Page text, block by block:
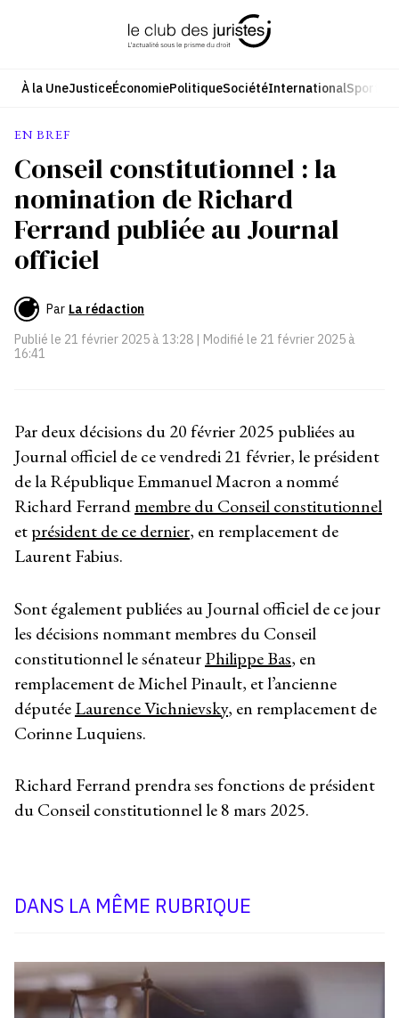
À la UneJusticeÉconomiePolitiqueSociétéInternationalSport
EN BREF
Conseil constitutionnel : la
nomination de Richard
Ferrand publiée au Journal
officiel
Par La rédaction
Publié le 21 février 2025 à 13:28 | Modifié le 21 février 2025 à
16:41
Par deux décisions du 20 février 2025 publiées au
Journal officiel de ce vendredi 21 février, le président
de la République Emmanuel Macron a nommé
Richard Ferrandmembre du Conseil constitutionnel
etprésident de ce dernier, en remplacement de
Laurent Fabius.
Sont également publiées au Journal officiel de ce jour
les décisions nommant membres du Conseil
constitutionnel le sénateurPhilippe Bas, en
remplacement de Michel Pinault, et l’ancienne
députéeLaurence Vichnievsky, en remplacement de
Corinne Luquiens.
Richard Ferrand prendra ses fonctions de président
du Conseil constitutionnel le 8 mars 2025.
DANS LA MÊME RUBRIQUE